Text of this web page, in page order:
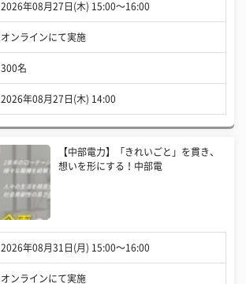
2026年08月27日(木) 15:00〜16:00
オンラインにて実施
300名
2026年08月27日(木) 14:00
【中部電力】「きれいごと」を貫き、
想いを形にする！中部電
2026年08月31日(月) 15:00〜16:00
オンラインにて実施